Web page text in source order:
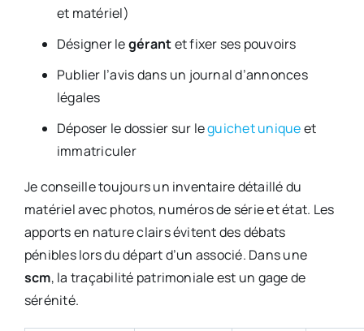
et matériel)
Désigner legérantet fixer ses pouvoirs
Publier l’avis dans un journal d’annonces
légales
Déposer le dossier sur leguichet uniqueet
immatriculer
Je conseille toujours un inventaire détaillé du
matériel avec photos, numéros de série et état. Les
apports en nature clairs évitent des débats
pénibles lors du départ d’un associé. Dans une
scm, la traçabilité patrimoniale est un gage de
sérénité.